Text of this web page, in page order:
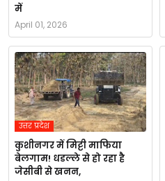
में
April 01, 2026
उत्तर प्रदेश
कुशीनगर में मिट्टी माफिया
बेलगाम! धडल्ले से हो रहा है
जेसीबी से खनन,